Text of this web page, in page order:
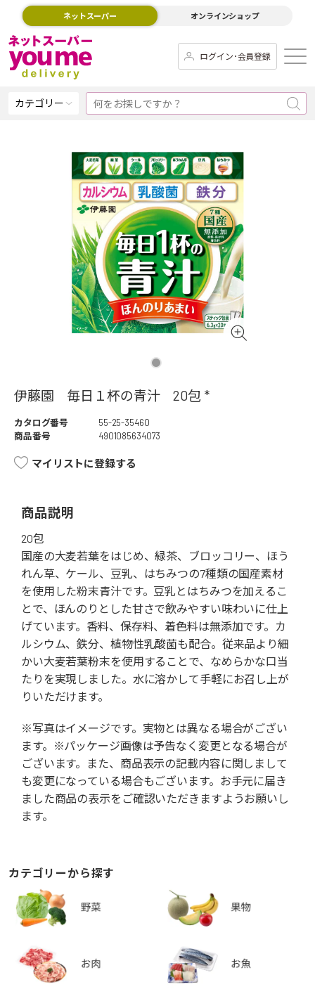
ネットスーパー オンラインショップ
ログイン･会員登録
カテゴリー
伊藤園 毎日１杯の青汁 20包 *
カタログ番号
55-25-35460
商品番号
4901085634073
マイリストに登録する
商品説明
20包
国産の大麦若葉をはじめ、緑茶、ブロッコリー、ほう
れん草、ケール、豆乳、はちみつの7種類の国産素材
を使用した粉末青汁です。豆乳とはちみつを加えるこ
とで、ほんのりとした甘さで飲みやすい味わいに仕上
げています。香料、保存料、着色料は無添加です。カ
ルシウム、鉄分、植物性乳酸菌も配合。従来品より細
かい大麦若葉粉末を使用することで、なめらかな口当
たりを実現しました。水に溶かして手軽にお召し上が
りいただけます。
※写真はイメージです。実物とは異なる場合がござい
ます。※パッケージ画像は予告なく変更となる場合が
ございます。また、商品表示の記載内容に関しまして
も変更になっている場合もございます。お手元に届き
ました商品の表示をご確認いただきますようお願いし
ます。
カテゴリーから探す